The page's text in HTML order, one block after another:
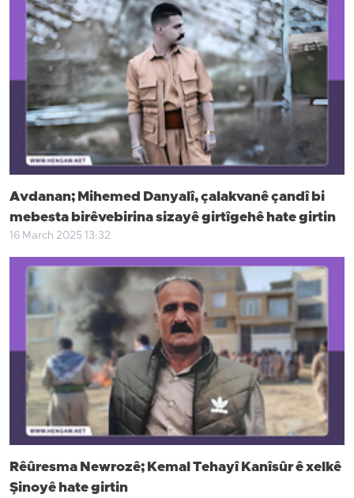
Avdanan; Mihemed Danyalî, çalakvanê çandî bi
mebesta birêvebirina sizayê girtîgehê hate girtin
16 March 2025 13:32
Rêûresma Newrozê; Kemal Tehayî Kanîsûr ê xelkê
Şinoyê hate girtin